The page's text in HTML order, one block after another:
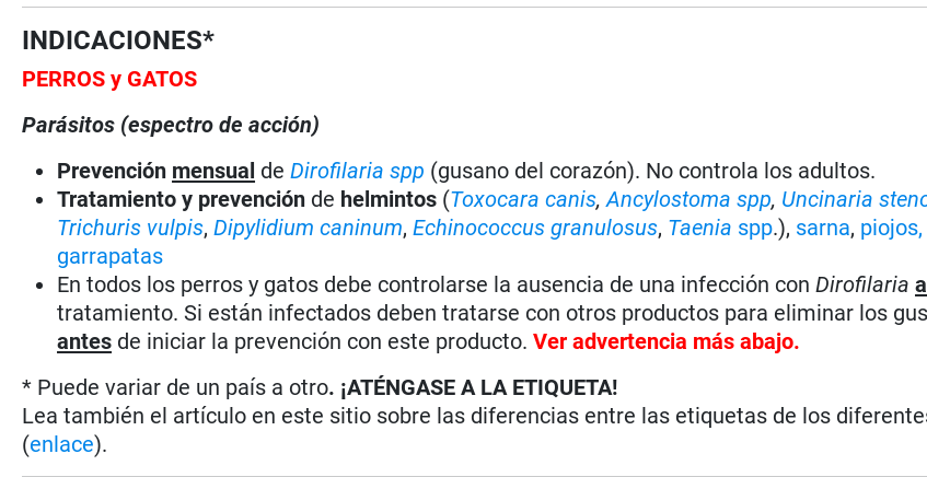
INDICACIONES*
PERROS y GATOS
Parásitos (espectro de acción)
Prevención mensual deDirofilaria spp (gusano del corazón). No controla los adultos.
Tratamiento y prevención de helmintos (Toxocara canis,Ancylostoma spp, Uncinaria
Trichuris vulpis,Dipylidium caninum,Echinococcus granulosus, Taenia spp.), sarna, piojos,
garrapatas
En todos los perros y gatos debe controlarse la ausencia de una infección conDirofilaria
tratamiento. Si están infectados deben tratarse con otros productos para eliminar los
antes de iniciar la prevención con este producto.Ver advertencia más abajo.
* Puede variar de un país a otro. ¡ATÉNGASE A LA ETIQUETA!
Lea también el artículo en este sitio sobre las diferencias entre las etiquetas de los
(enlace).